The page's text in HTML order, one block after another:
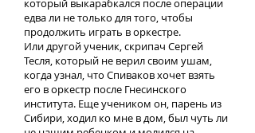
который выкарабкался после операции
едва ли не только для того, чтобы
продолжить играть в оркестре.
Или другой ученик, скрипач Сергей
Тесля, который не верил своим ушам,
когда узнал, что Спиваков хочет взять
его в оркестр после Гнесинского
института. Еще учеником он, парень из
Сибири, ходил ко мне в дом, был чуть ли